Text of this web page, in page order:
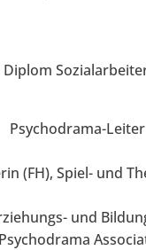
Diplom
Psychodrama-
(FH), Spiel- und
und